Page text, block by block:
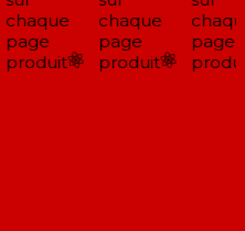
chaque
page
produit
chaque
page
produit
page